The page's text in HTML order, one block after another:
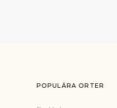
POPULÄRA ORTER